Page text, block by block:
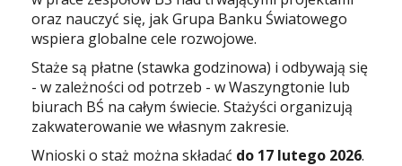
oraz nauczyć się, jak Grupa Banku Światowego
wspiera globalne cele rozwojowe.
Staże są płatne (stawka godzinowa) i odbywają się
- w zależności od potrzeb - w Waszyngtonie lub
biurach BŚ na całym świecie. Stażyści organizują
zakwaterowanie we własnym zakresie.
Wnioski o staż można składać do 17 lutego 2026.